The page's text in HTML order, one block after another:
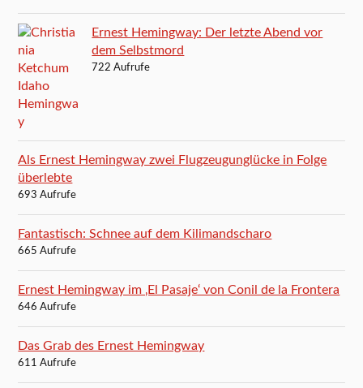
Ernest Hemingway: Der letzte Abend vor
dem Selbstmord
722 Aufrufe
Als Ernest Hemingway zwei Flugzeugunglücke in Folge
überlebte
693 Aufrufe
Fantastisch: Schnee auf dem Kilimandscharo
665 Aufrufe
Ernest Hemingway im ‚El Pasaje‘ von Conil de la Frontera
646 Aufrufe
Das Grab des Ernest Hemingway
611 Aufrufe